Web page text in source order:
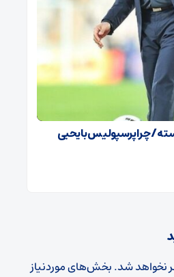
/ چرا پرسپولیس با یحیی
نخواهد شد.بخش‌های موردنیاز